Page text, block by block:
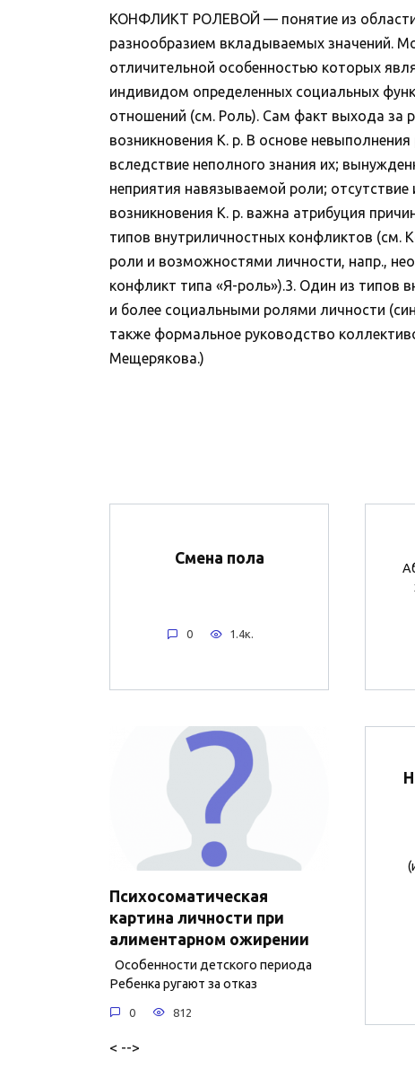
КОНФЛИКТ РОЛЕВОЙ — понятие из области
разнообразием вкладываемых значений.
отличительной особенностью которых
индивидом определенных социальных
отношений (см. Роль). Сам факт выхода за
возникновения К. р. В основе
вследствие неполного знания их;
неприятия навязываемой роли;
возникновения К. р. важна атрибуция
типов внутриличностных конфликтов (см.
роли и возможностями личности, напр.,
конфликт типа «Я-роль»).3. Один из типов
и более социальными ролями личности
также формальное руководство
Мещерякова.)
Смена пола
0 1.4к.
Психосоматическая
картина личности при
алиментарном ожирении
Особенности детского периода
Ребенка ругают за отказ
0 812
< -->